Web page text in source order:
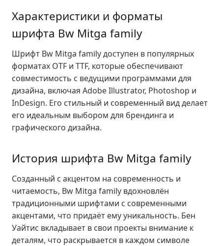
Характеристики и форматы
шрифта Bw Mitga family
Шрифт Bw Mitga family доступен в популярных
форматах OTF и TTF, которые обеспечивают
совместимость с ведущими программами для
дизайна, включая Adobe Illustrator, Photoshop и
InDesign. Его стильный и современный вид делает
его идеальным выбором для брендинга и
графического дизайна.
История шрифта Bw Mitga family
Созданный с акцентом на современность и
читаемость, Bw Mitga family вдохновлён
традиционными шрифтами с современными
акцентами, что придаёт ему уникальность. Бен
Уайтис вкладывает в свои проекты внимание к
деталям, что раскрывается в каждом символе